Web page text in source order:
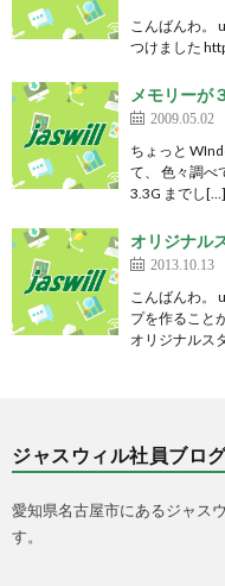
こんばんわ。
つけました
メモリーが
2009.05.02
ちょっと
て、 色々調べ
3.3G までし[…]
オリジナル
2013.10.13
こんばんわ。
プを作ること
オリジナルス
ジャスウィル社員ブロ
愛知県名古屋市にあるジャス
す。